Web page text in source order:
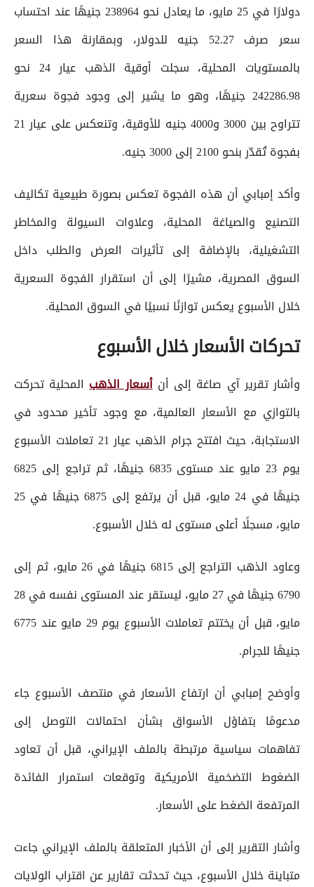
دولارًا في 25 مايو، ما يعادل نحو 238964 جنيهًا عند احتساب
سعر صرف 52.27 جنيه للدولار، وبمقارنة هذا السعر
بالمستويات المحلية، سجلت أوقية الذهب عيار 24 نحو
242286.98 جنيهًا، وهو ما يشير إلى وجود فجوة سعرية
تتراوح بين 3000 و4000 جنيه للأوقية، وتنعكس على عيار 21
بفجوة تُقدّر بنحو 2100 إلى 3000 جنيه.
وأكد إمبابي أن هذه الفجوة تعكس بصورة طبيعية تكاليف
التصنيع والصياغة المحلية، وعلاوات السيولة والمخاطر
التشغيلية، بالإضافة إلى تأثيرات العرض والطلب داخل
السوق المصرية، مشيرًا إلى أن استقرار الفجوة السعرية
خلال الأسبوع يعكس توازنًا نسبيًا في السوق المحلية.
تحركات الأسعار خلال الأسبوع
وأشار تقرير آي صاغة إلى أنأسعار الذهبالمحلية تحركت
بالتوازي مع الأسعار العالمية، مع وجود تأخير محدود في
الاستجابة، حيث افتتح جرام الذهب عيار 21 تعاملات الأسبوع
يوم 23 مايو عند مستوى 6835 جنيهًا، ثم تراجع إلى 6825
جنيهًا في 24 مايو، قبل أن يرتفع إلى 6875 جنيهًا في 25
مايو، مسجلًا أعلى مستوى له خلال الأسبوع.
وعاود الذهب التراجع إلى 6815 جنيهًا في 26 مايو، ثم إلى
6790 جنيهًا في 27 مايو، ليستقر عند المستوى نفسه في 28
مايو، قبل أن يختتم تعاملات الأسبوع يوم 29 مايو عند 6775
جنيهًا للجرام.
وأوضح إمبابي أن ارتفاع الأسعار في منتصف الأسبوع جاء
مدعومًا بتفاؤل الأسواق بشأن احتمالات التوصل إلى
تفاهمات سياسية مرتبطة بالملف الإيراني، قبل أن تعاود
الضغوط التضخمية الأمريكية وتوقعات استمرار الفائدة
المرتفعة الضغط على الأسعار.
وأشار التقرير إلى أن الأخبار المتعلقة بالملف الإيراني جاءت
متباينة خلال الأسبوع، حيث تحدثت تقارير عن اقتراب الولايات